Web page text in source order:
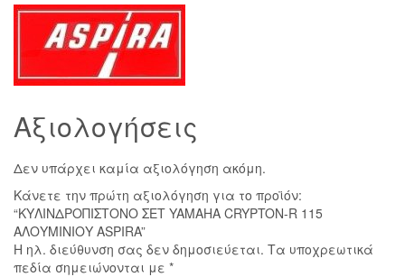
R
115
ΑΛΟΥΜΙΝΙΟΥ
ASPIRA
Αξιολογήσεις
Δεν υπάρχει καμία αξιολόγηση ακόμη.
Κάνετε την πρώτη αξιολόγηση για το προϊόν:
“ΚΥΛΙΝΔΡΟΠΙΣΤΟΝΟ ΣΕΤ YAMAHA CRYPTON-R 115
ΑΛΟΥΜΙΝΙΟΥ ASPIRA”
Η ηλ. διεύθυνση σας δεν δημοσιεύεται. Τα υποχρεωτικά
πεδία σημειώνονται με *